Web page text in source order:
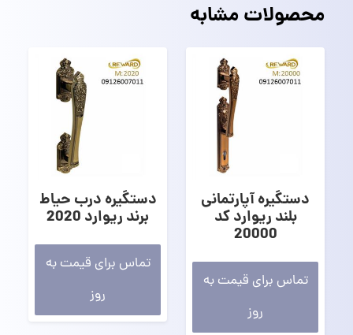
محصولات مشابه
دستگیره آپارتمانی
بلند ریوارد کد
20000
تماس برای قیمت به
روز
دستگیره درب حیاط
برند ریوارد 2020
تماس برای قیمت به
روز